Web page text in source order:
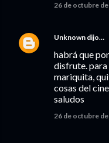
26 de octubre de
Unknown dijo…
habrá que
disfrute.
mariquita,
cosas del
saludos
26 de octubre de